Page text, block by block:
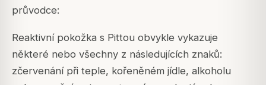
průvodce:
Reaktivní pokožka s Pittou obvykle vykazuje
některé nebo všechny z následujících znaků:
zčervenání při teple, kořeněném jídle, alkoholu